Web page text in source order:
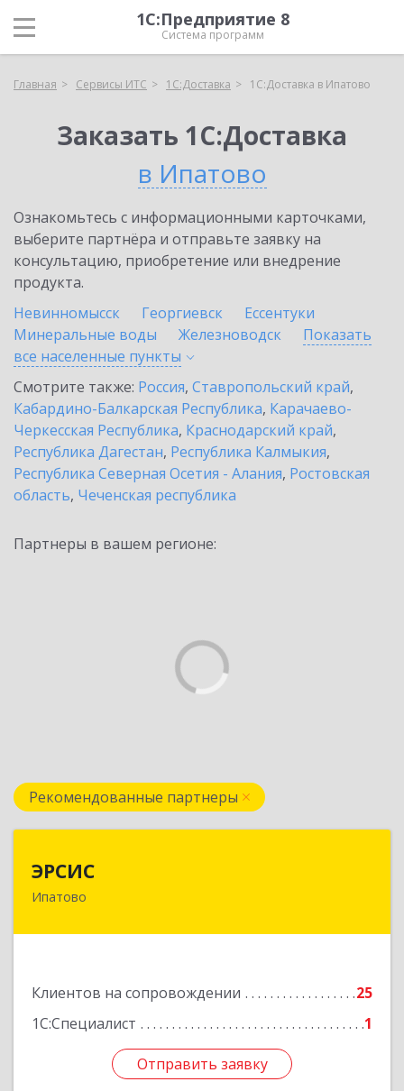
1С:Предприятие 8
Система программ
Главная Сервисы ИТС 1С:Доставка 1С:Доставка в Ипатово
Заказать 1С:Доставка
в Ипатово
Ознакомьтесь с информационными карточками,
выберите партнёра и отправьте заявку на
консультацию, приобретение или внедрение
продукта.
Невинномысск
Георгиевск
Ессентуки
Минеральные воды
Железноводск
Показать
все населенные пункты
Смотрите также: Россия, Ставропольский край,
Кабардино-Балкарская Республика, Карачаево-
Черкесская Республика, Краснодарский край,
Республика Дагестан, Республика Калмыкия,
Республика Северная Осетия - Алания, Ростовская
область, Чеченская республика
Партнеры в вашем регионе:
Рекомендованные партнеры
ЭРСИС
Ипатово
Клиентов на сопровождении
25
1С:Специалист
1
Отправить заявку
Подробнее
Отправить заявку